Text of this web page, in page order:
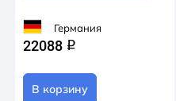
Германия
22088 q
В корзину